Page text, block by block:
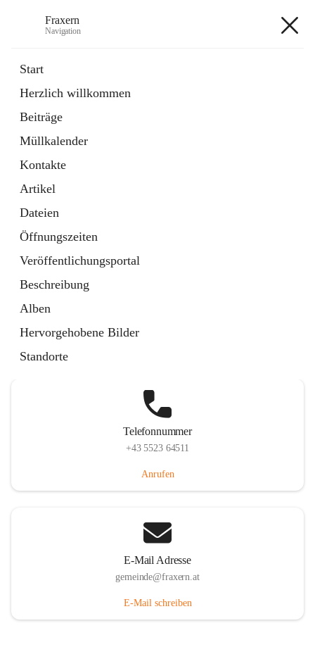
Fraxern
Navigation
Start
Herzlich willkommen
Beiträge
Müllkalender
Kontakte
Artikel
Dateien
Öffnungszeiten
Veröffentlichungsportal
Beschreibung
Alben
Hervorgehobene Bilder
Standorte
Ordner
in
Tab
Formulare
Artikel
öffnet
in
neuem
Tab
Telefonnummer
+43 5523 64511
Anrufen
E-Mail Adresse
gemeinde@fraxern.at
E-Mail schreiben